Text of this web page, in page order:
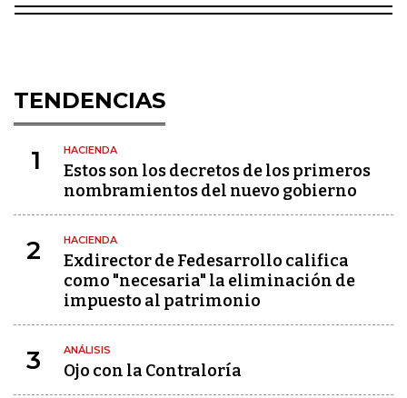
TENDENCIAS
1 HACIENDA
Estos son los decretos de los primeros
nombramientos del nuevo gobierno
2 HACIENDA
Exdirector de Fedesarrollo califica
como "necesaria" la eliminación de
impuesto al patrimonio
3 ANÁLISIS
Ojo con la Contraloría